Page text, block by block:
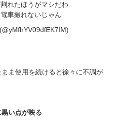
れたほうがマシだわ
車撮れないじゃん
ま使用を続けると徐々に不調が
い点が映る